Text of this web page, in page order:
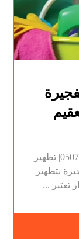
شركة تعقيم منازل في الفجيرة |0507036261| تطهير
بتطهير
تعتبر ...